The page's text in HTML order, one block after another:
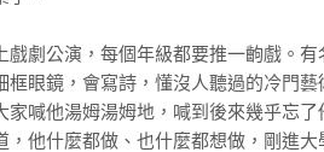
那年的悸動……
也不輕盈，而是十分沉重。
他承擔他的抉擇；他勇敢，因此才自由
公演，每個年級都要推一齣戲。有
框眼鏡，會寫詩，懂沒人聽過的冷門
家喊他湯姆湯姆地，喊到後來幾乎忘
，他什麼都做、也什麼都想做，剛進